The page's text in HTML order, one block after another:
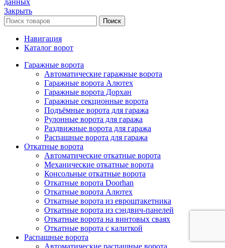
Закрыть
Поиск
Навигация
Каталог ворот
Гаражные ворота
Автоматические гаражные ворота
Гаражные ворота Алютех
Гаражные ворота Дорхан
Гаражные секционные ворота
Подъёмные ворота для гаража
Рулонные ворота для гаража
Раздвижные ворота для гаража
Распашные ворота для гаража
Откатные ворота
Автоматические откатные ворота
Механические откатные ворота
Консольные откатные ворота
Откатные ворота Doorhan
Откатные ворота Алютех
Откатные ворота из евроштакетника
Откатные ворота из сэндвич-панелей
Откатные ворота на винтовых сваях
Откатные ворота с калиткой
Распашные ворота
Автоматические распашные ворота